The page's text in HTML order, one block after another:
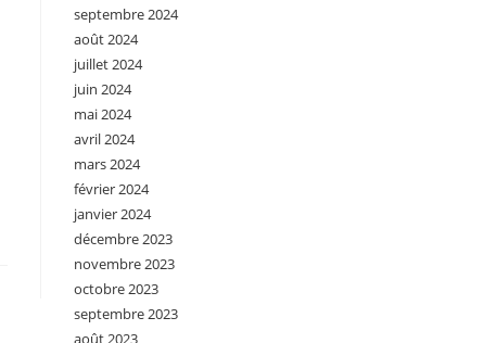
septembre 2024
août 2024
juillet 2024
juin 2024
mai 2024
avril 2024
mars 2024
février 2024
janvier 2024
décembre 2023
novembre 2023
octobre 2023
septembre 2023
août 2023